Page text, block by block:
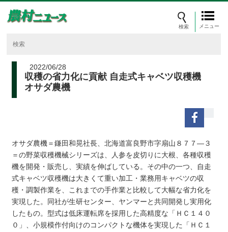
メニュー
2022/06/28
収穫の省力化に貢献 自走式キャベツ収穫機
オサダ農機
オサダ農機＝鎌田和晃社長、北海道富良野市字扇山８７７―３
＝の野菜収穫機械シリーズは、人参を皮切りに大根、各種収穫
機を開発・販売し、実績を伸ばしている。その中の一つ、自走
式キャベツ収穫機は大きくて重い加工・業務用キャベツの収
穫・調製作業を、これまでの手作業と比較して大幅な省力化を
実現した。同社が生研センター、ヤンマーと共同開発し実用化
したもの。型式は低床運転席を採用した高精度な「ＨＣ１４０
０」、小規模作付向けのコンパクトな機体を実現した「ＨＣ１